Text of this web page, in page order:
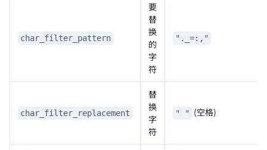
char_filter_pattern
要
替
换
的
字
符
"._=:,"
char_filter_replacement
替
换
字
符
" " (空格)